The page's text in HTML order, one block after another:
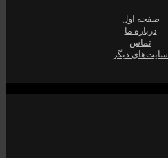
صفحە اول
دربارە ما
تماس
سایت‌های دیگر